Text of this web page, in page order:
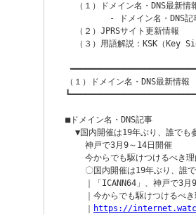
（１）ドメイン名・DNS最新情
- ドメイン名・DNS記
  （２）JPRSサイト更新情報
（３）用語解説：KSK（Key
（１）ドメイン名・DNS最新情報
■ドメイン名・DNS記事
▼国内開催は19年ぶり、誰でも
    神戸で3月9～14日開催
今からでも駆けつけるべき
〇国内開催は19年ぶり、誰
｜「ICANN64」、神戸で3月
｜今からでも駆けつけるべ
https://